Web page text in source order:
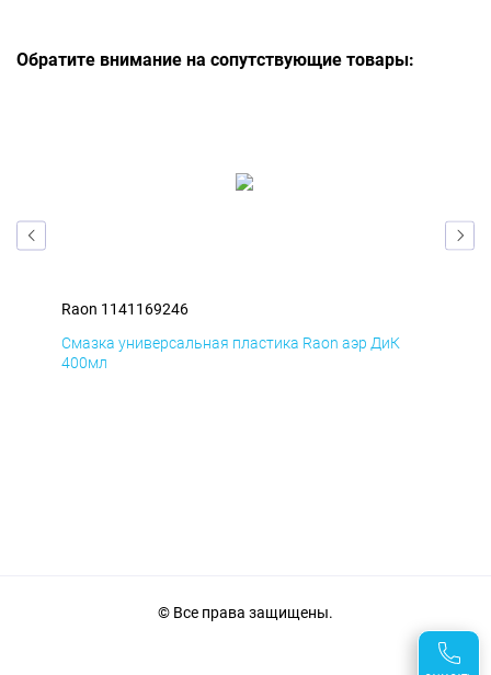
Обратите внимание на сопутствующие товары:
Raon 1141169246
Смазка универсальная пластика Raon аэр ДиК
400мл
© Все права защищены.